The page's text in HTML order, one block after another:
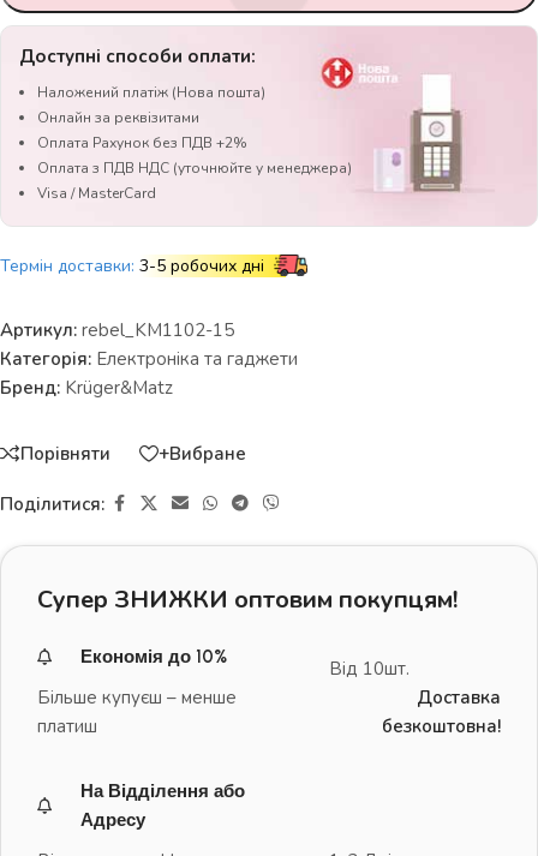
Доступні способи оплати:
Наложений платіж (Нова пошта)
Онлайн за реквізитами
Оплата Рахунок без ПДВ +2%
Оплата з ПДВ НДС (уточнюйте у менеджера)
Visa / MasterCard
Термін доставки: 3-5 робочих дні
Артикул: rebel_KM1102-15
Категорія: Електроніка та гаджети
Бренд: Krüger&Matz
Порівняти +Вибране
Поділитися:
Супер ЗНИЖКИ оптовим покупцям!
Економія до 10%
Більше купуєш – менше
платиш
Від 10шт.
Доставка
безкоштовна!
На Відділення або
Адресу